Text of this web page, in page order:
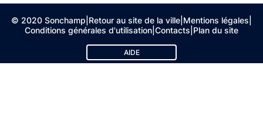
© 2020 Sonchamp Retour au site de la ville Mentions légales
Conditions générales d'utilisation Contacts Plan du site
AIDE